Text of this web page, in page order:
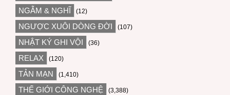
NGẪM & NGHĨ (12)
NGƯỢC XUÔI DÒNG ĐỜI (107)
NHẬT KÝ GHI VỘI (36)
RELAX (120)
TẢN MẠN (1,410)
THẾ GIỚI CÔNG NGHỆ (3,388)